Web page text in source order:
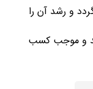
و رشد آن را
و موجب کسب